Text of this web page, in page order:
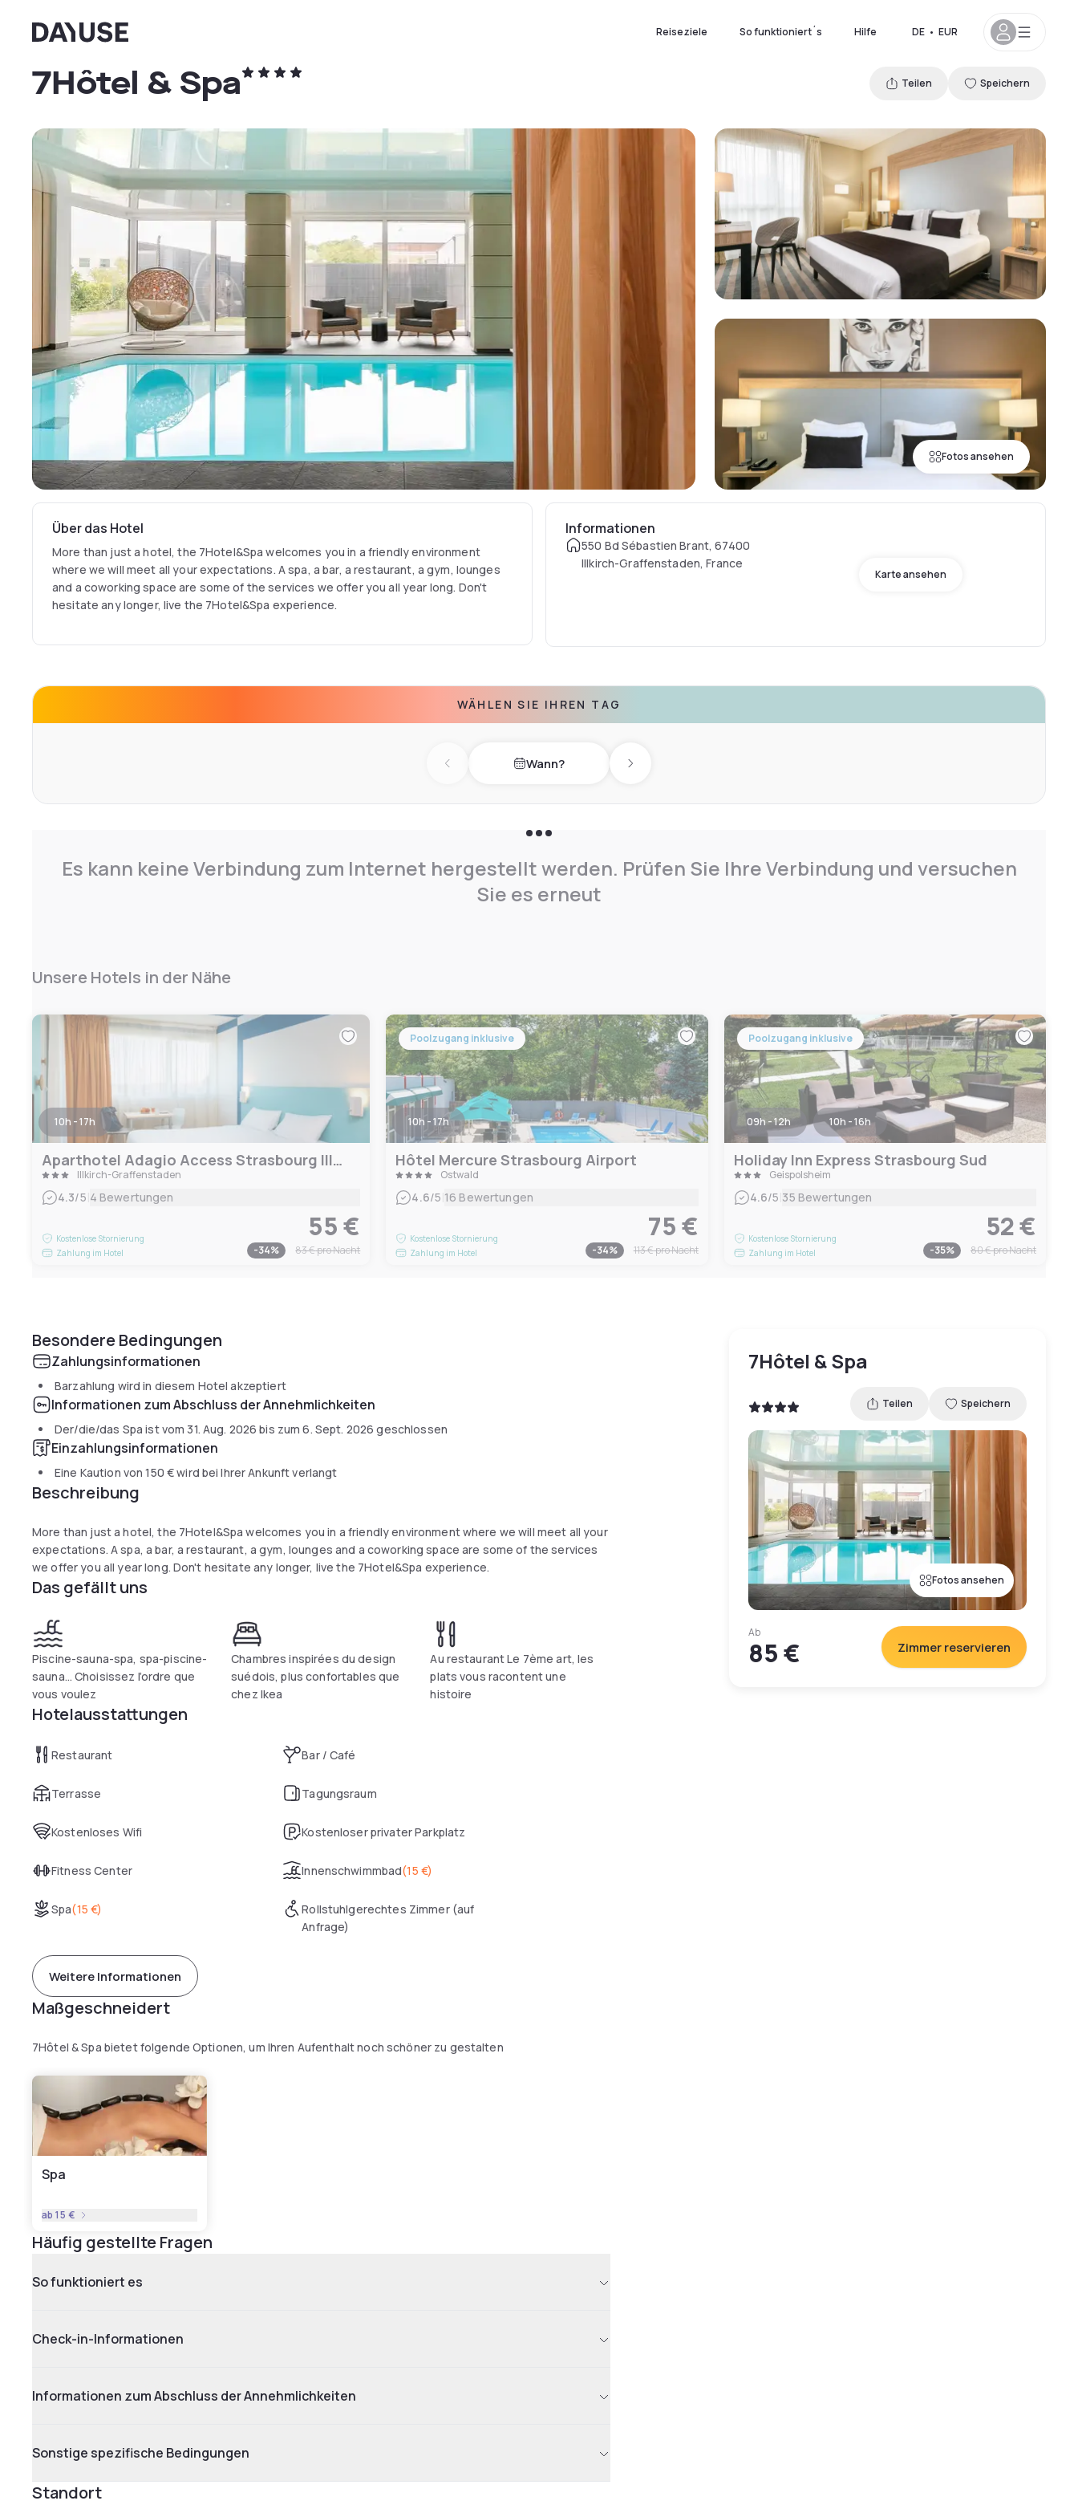
Dayuse Reiseziele So funktioniert´s Hilfe DE • EUR
Fotos ansehen
7Hôtel & Spa Teilen Speichern
Über das Hotel
More than just a hotel, the 7Hotel&Spa welcomes you in a friendly environment
where we will meet all your expectations. A spa, a bar, a restaurant, a gym, lounges
and a coworking space are some of the services we offer you all year long. Don't
hesitate any longer, live the 7Hotel&Spa experience.
Informationen
550 Bd Sébastien Brant, 67400
Illkirch-Graffenstaden, France
Karte ansehen
WÄHLEN SIE IHREN TAG
Previous day Wann? Next day
Es kann keine Verbindung zum Internet hergestellt werden. Prüfen Sie Ihre Verbindung und versuchen
Sie es erneut
Unsere Hotels in der Nähe
10h - 17h
Aparthotel Adagio Access Strasbourg Illkirch
Illkirch-Graffenstaden
4.3/5 4 Bewertungen
Kostenlose Stornierung
Zahlung im Hotel
55 €
-34% 83 €pro Nacht
Poolzugang inklusive
10h - 17h
Hôtel Mercure Strasbourg Airport
Ostwald
4.6/5 16 Bewertungen
Kostenlose Stornierung
Zahlung im Hotel
75 €
-34% 113 €pro Nacht
Poolzugang inklusive
09h - 12h 10h - 16h
Holiday Inn Express Strasbourg Sud
Geispolsheim
4.6/5 35 Bewertungen
Kostenlose Stornierung
Zahlung im Hotel
52 €
-35% 80 €pro Nacht
Besondere Bedingungen
Zahlungsinformationen
Barzahlung wird in diesem Hotel akzeptiert
Informationen zum Abschluss der Annehmlichkeiten
Der/die/das Spa ist vom 31. Aug. 2026 bis zum6. Sept. 2026 geschlossen
Einzahlungsinformationen
Eine Kaution von150 €wird bei Ihrer Ankunft verlangt
Beschreibung
More than just a hotel, the 7Hotel&Spa welcomes you in a friendly environment where we will meet all your
expectations. A spa, a bar, a restaurant, a gym, lounges and a coworking space are some of the services
we offer you all year long. Don't hesitate any longer, live the 7Hotel&Spa experience.
Das gefällt uns
Piscine-sauna-spa, spa-piscine-
sauna… Choisissez l’ordre que
vous voulez
Chambres inspirées du design
suédois, plus confortables que
chez Ikea
Au restaurant Le 7ème art, les
plats vous racontent une
histoire
Hotelausstattungen
Restaurant Bar / Café
Terrasse Tagungsraum
Kostenloses Wifi Kostenloser privater Parkplatz
Fitness Center Innenschwimmbad(15 €)
Spa(15 €)
Rollstuhlgerechtes Zimmer (auf
Anfrage)
Weitere Informationen
Maßgeschneidert
7Hôtel & Spa bietet folgende Optionen, um Ihren Aufenthalt noch schöner zu gestalten
Spa
ab15 €
Häufig gestellte Fragen
So funktioniert es
Check-in-Informationen
Informationen zum Abschluss der Annehmlichkeiten
Sonstige spezifische Bedingungen
Standort
7Hôtel & Spa
Teilen Speichern
Fotos ansehen
Ab
85 € Zimmer reservieren